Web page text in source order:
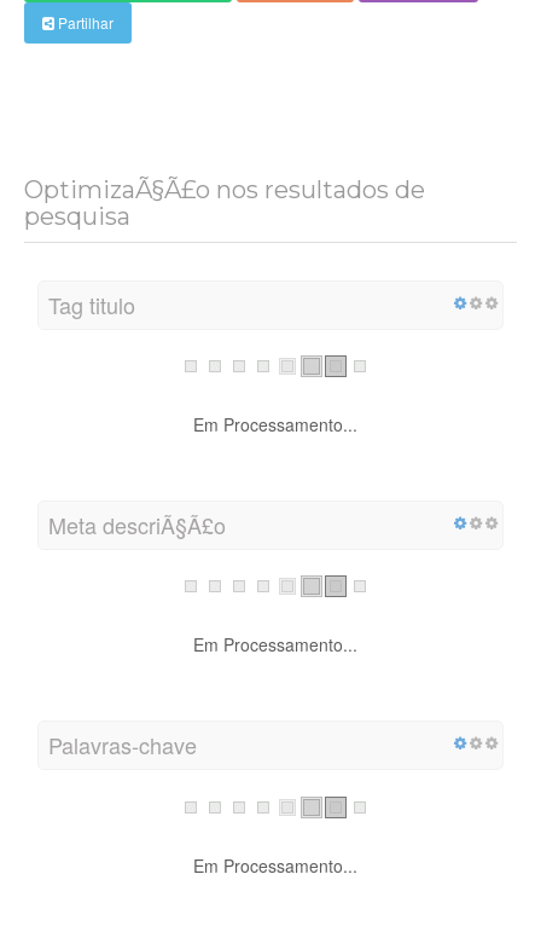
Partilhar
OptimizaÃ§Ã£o nos resultados de
pesquisa
Tag titulo
Em Processamento...
Meta descriÃ§Ã£o
Em Processamento...
Palavras-chave
Em Processamento...